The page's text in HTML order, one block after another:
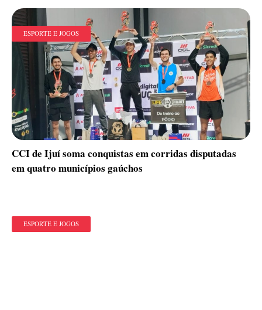
ESPORTE E JOGOS
CCI de Ijuí soma conquistas em corridas disputadas
em quatro municípios gaúchos
ESPORTE E JOGOS